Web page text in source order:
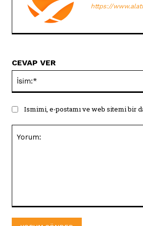
https://
CEVAP VER
Ismimi, e-postamı ve web sitemi bir